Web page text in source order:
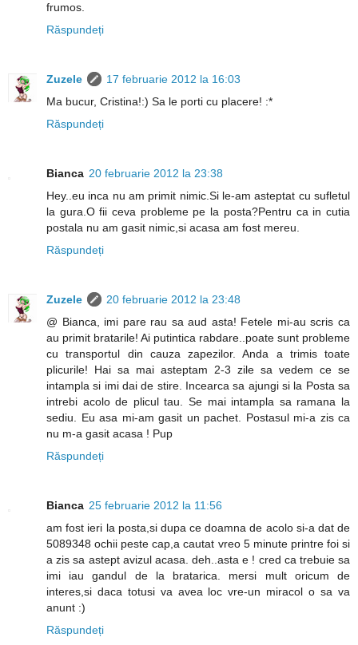
frumos.
Răspundeți
Zuzele
17 februarie 2012 la 16:03
Ma bucur, Cristina!:) Sa le porti cu placere! :*
Răspundeți
Bianca 20 februarie 2012 la 23:38
Hey..eu inca nu am primit nimic.Si le-am asteptat cu sufletul
la gura.O fii ceva probleme pe la posta?Pentru ca in cutia
postala nu am gasit nimic,si acasa am fost mereu.
Răspundeți
Zuzele
20 februarie 2012 la 23:48
@ Bianca, imi pare rau sa aud asta! Fetele mi-au scris ca
au primit bratarile! Ai putintica rabdare..poate sunt probleme
cu transportul din cauza zapezilor. Anda a trimis toate
plicurile! Hai sa mai asteptam 2-3 zile sa vedem ce se
intampla si imi dai de stire. Incearca sa ajungi si la Posta sa
intrebi acolo de plicul tau. Se mai intampla sa ramana la
sediu. Eu asa mi-am gasit un pachet. Postasul mi-a zis ca
nu m-a gasit acasa ! Pup
Răspundeți
Bianca 25 februarie 2012 la 11:56
am fost ieri la posta,si dupa ce doamna de acolo si-a dat de
5089348 ochii peste cap,a cautat vreo 5 minute printre foi si
a zis sa astept avizul acasa. deh..asta e ! cred ca trebuie sa
imi iau gandul de la bratarica. mersi mult oricum de
interes,si daca totusi va avea loc vre-un miracol o sa va
anunt :)
Răspundeți